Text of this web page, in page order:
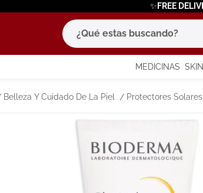
✨FREE
¿Qué estas buscando?
MEDICINAS
Belleza Y Cuidado De La Piel Protectores Solares
términos más
1 . eucerin
2. protector solar
pilexil
bioderma